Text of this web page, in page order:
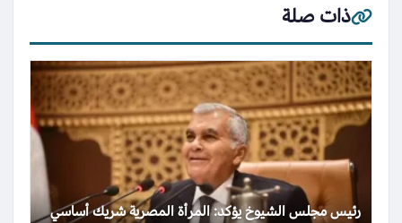
ذات صلة
رئيس مجلس الشيوخ يؤكد: المرأة المصرية شريك أساسي